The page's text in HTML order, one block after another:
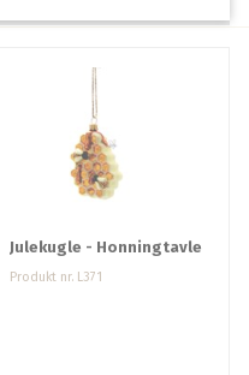
Julekugle - Honningtavle
Produkt nr. L371